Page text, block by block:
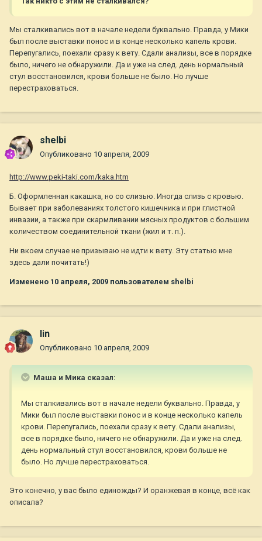
Мы сталкивались вот в начале недели буквально. Правда, у Мики
был после выставки понос и в конце несколько капель крови.
Перепугались, поехали сразу к вету. Сдали анализы, все в порядке
было, ничего не обнаружили. Да и уже на след. день нормальный
стул восстановился, крови больше не было. Но лучше
перестраховаться.
shelbi
Опубликовано 10 апреля, 2009
http://www.peki-taki.com/kaka.htm
Б. Оформленная какашка, но со слизью. Иногда слизь с кровью.
Бывает при заболеваниях толстого кишечника и при глистной
инвазии, а также при скармливании мясных продуктов с большим
количеством соединительной ткани (жил и т. п.).
Ни вкоем случае не призываю не идти к вету. Эту статью мне
здесь дали почитать!)
Изменено 10 апреля, 2009 пользователем shelbi
lin
Опубликовано 10 апреля, 2009
Маша и Мика сказал:
Мы сталкивались вот в начале недели буквально. Правда, у
Мики был после выставки понос и в конце несколько капель
крови. Перепугались, поехали сразу к вету. Сдали анализы,
все в порядке было, ничего не обнаружили. Да и уже на след.
день нормальный стул восстановился, крови больше не
было. Но лучше перестраховаться.
Это конечно, у вас было единожды? И оранжевая в конце, всё как
описала?